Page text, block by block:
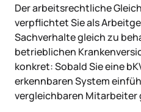
Der arbeitsrechtliche
verpflichtet Sie als
Sachverhalte gleich zu
betrieblichen
konkret: Sobald Sie eine
erkennbaren System
vergleichbaren Mitarbeiter